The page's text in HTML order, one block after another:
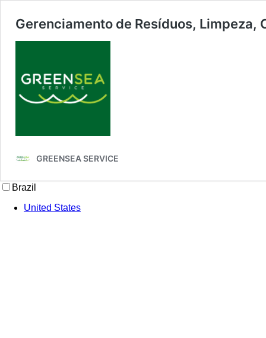
Gerenciamento de Resíduos,
GREENSEA SERVICE
Brazil
United States